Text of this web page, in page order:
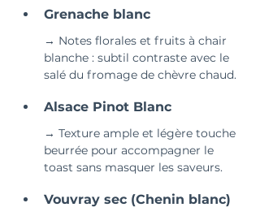
Grenache blanc
→ Notes florales et fruits à chair
blanche : subtil contraste avec le
salé du fromage de chèvre chaud.
Alsace Pinot Blanc
→ Texture ample et légère touche
beurrée pour accompagner le
toast sans masquer les saveurs.
Vouvray sec (Chenin blanc)